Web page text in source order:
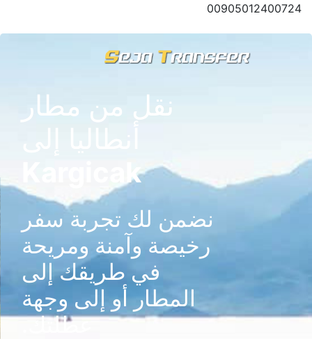
00905012400724
نقل من مطار
أنطاليا إلى
Kargicak
نضمن لك تجربة سفر
رخيصة وآمنة ومريحة
في طريقك إلى
المطار أو إلى وجهة
عطلتك.